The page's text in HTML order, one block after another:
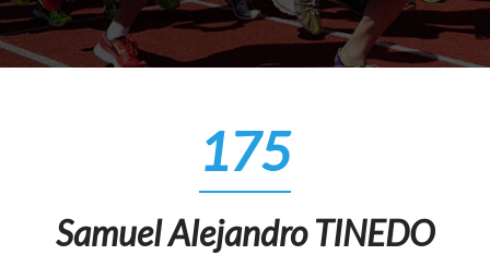
175
Samuel Alejandro TINEDO